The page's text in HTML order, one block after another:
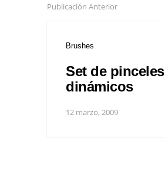
Publicación Anterior
Brushes
Set de pinceles
dinámicos
12 marzo, 2009